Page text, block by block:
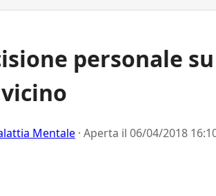
personale
Mentale · Aperta il 06/04/2018